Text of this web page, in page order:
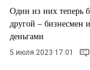
Один из них теперь
другой – бизнесмен
деньгами
5 июля 2023 17:01